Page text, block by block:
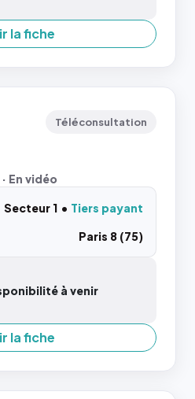
la fiche
Téléconsultation
En vidéo
Secteur 1
Tiers payant
Paris 8 (75)
à venir
la fiche